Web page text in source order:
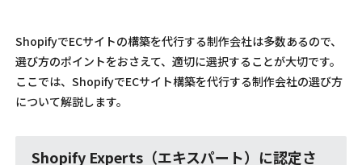
ShopifyでECサイトの構築を代行する制作会社は多数あるので、
選び方のポイントをおさえて、適切に選択することが大切です。
ここでは、ShopifyでECサイト構築を代行する制作会社の選び方
について解説します。
Shopify Experts（エキスパート）に認定さ